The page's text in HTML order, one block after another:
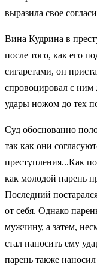
выразила свое
Вина Кудрина в
после того, как его
сигаретами, он
спровоцировал с ним
удары ножом до тех
Суд обоснованно
так как они
преступления...Как
как молодой парень
Последний
от себя. Однако
мужчину, а затем,
стал наносить ему
парень также